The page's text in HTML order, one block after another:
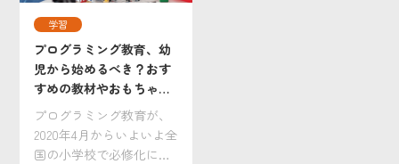
学習
プログラミング教育、幼
児から始めるべき？おす
すめの教材やおもちゃ
は？
プログラミング教育が、
2020年4月からいよいよ全
国の小学校で必修化にな